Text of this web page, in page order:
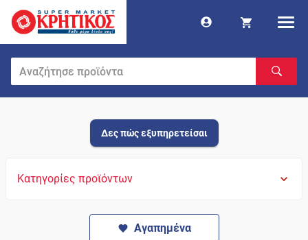
Δες πώς εξυπηρετείσαι
Κατηγορίες προϊόντων
Αγαπημένα